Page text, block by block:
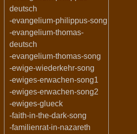
deutsch
-evangelium-philippus-song
-evangelium-thomas-
deutsch
-evangelium-thomas-song
-ewige-wiederkehr-song
-ewiges-erwachen-song1
-ewiges-erwachen-song2
-ewiges-glueck
-faith-in-the-dark-song
-familienrat-in-nazareth